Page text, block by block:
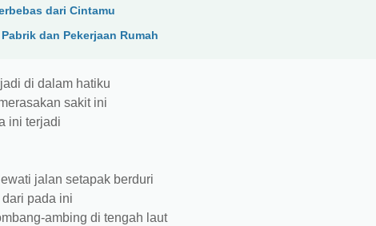
dari Cintamu
dan Pekerjaan Rumah
di dalam hatiku
sakit ini
ini terjadi
jalan setapak berduri
pada ini
ambing di tengah laut